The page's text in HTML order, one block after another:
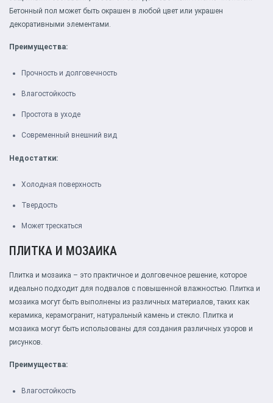
Бетонный пол может быть окрашен в любой цвет или украшен
декоративными элементами.
Преимущества:
Прочность и долговечность
Влагостойкость
Простота в уходе
Современный внешний вид
Недостатки:
Холодная поверхность
Твердость
Может трескаться
ПЛИТКА И МОЗАИКА
Плитка и мозаика – это практичное и долговечное решение, которое
идеально подходит для подвалов с повышенной влажностью. Плитка и
мозаика могут быть выполнены из различных материалов, таких как
керамика, керамогранит, натуральный камень и стекло. Плитка и
мозаика могут быть использованы для создания различных узоров и
рисунков.
Преимущества:
Влагостойкость